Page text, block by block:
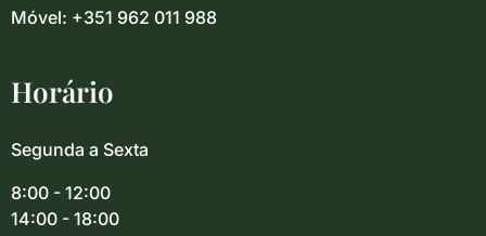
Móvel: +351 962 011 988
Horário
Segunda a Sexta
8:00 - 12:00
14:00 - 18:00